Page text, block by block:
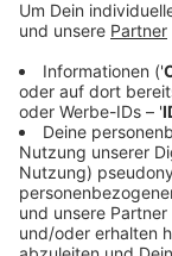
Ehefrau Sophie
seine
Rücken. Doch
Woodcroft
Fall verbissen
Whitehouse
Streaming-